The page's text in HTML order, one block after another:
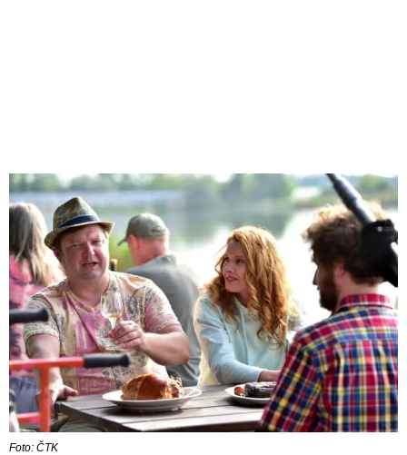
Foto: ČTK